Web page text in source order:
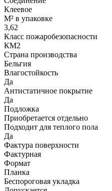
Клеевое
М² в упаковке
3,62
Класс пожаробезопасности
КМ2
Страна производства
Бельгия
Влагостойкость
Да
Антистатичное покрытие
Да
Подложка
Приобретается отдельно
Подходит для теплого пола
Да
Фактура поверхности
Фактурная
Формат
Планка
Беспороговая укладка